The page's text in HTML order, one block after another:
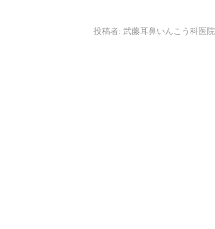
投稿者: 武藤耳鼻いんこう科医院